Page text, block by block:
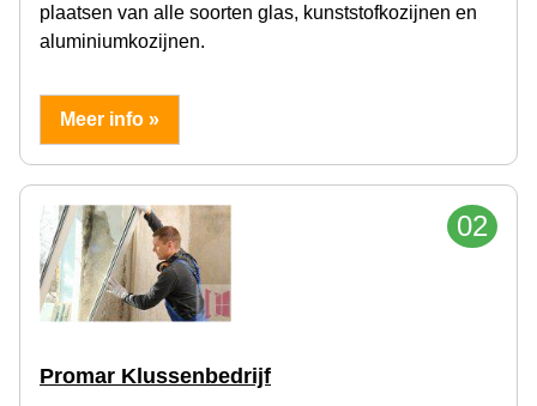
plaatsen van alle soorten glas, kunststofkozijnen en
aluminiumkozijnen.
Meer info »
02
Promar Klussenbedrijf